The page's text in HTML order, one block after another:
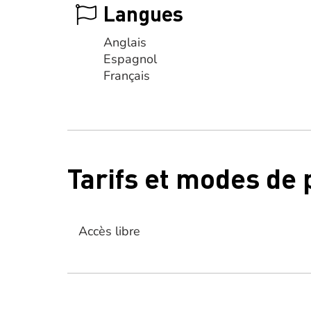
Langues
Anglais
Espagnol
Français
Tarifs et modes de
Accès libre